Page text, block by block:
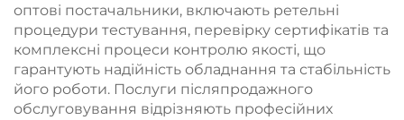
оптові постачальники, включають ретельні
процедури тестування, перевірку сертифікатів та
комплексні процеси контролю якості, що
гарантують надійність обладнання та стабільність
його роботи. Послуги післяпродажного
обслуговування відрізняють професійних